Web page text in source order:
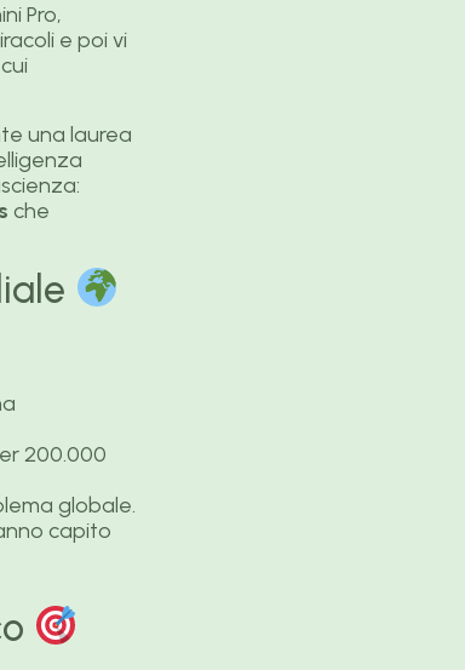
Pro,
e poi vi
una laurea
che
200.000
globale.
capito